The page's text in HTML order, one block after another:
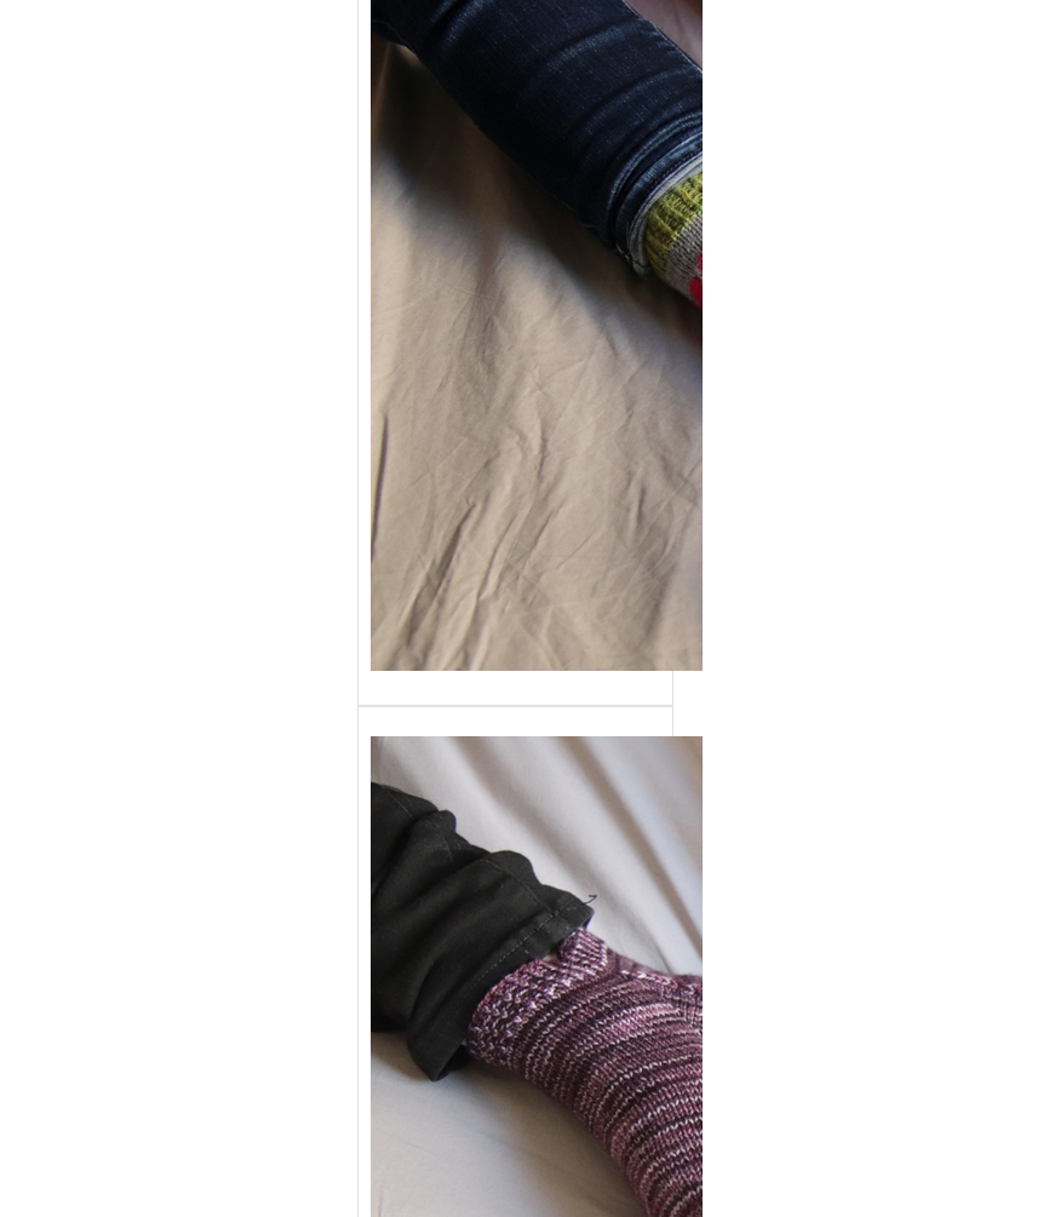
{Tricot} Flower
power socks
Ce patron a été
initialement créé pour
les membres de…
{Tricot} Le défi 2026
: Je tricote mes
socquettes
C’est la 4ème année